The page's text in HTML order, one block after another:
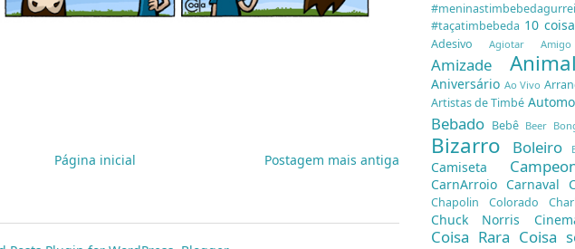
Postagem mais antiga
Página inicial
#taçatimbebeda 10
Adesivo Agiotar
Amizade
Aniversário Ao Vivo
Artistas de Timbé
Bebado Bebê Beer
Bizarro Boleiro
Camiseta
CarnArroio Carnaval
Chapolin Colorado
Chuck Norris
Coisa Rara Coisa